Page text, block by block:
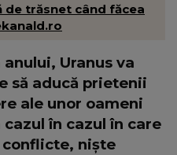
de trăsnet când făcea
Uranus va
să aducă prietenii
ale unor oameni
în cazul în care
conflicte, niște